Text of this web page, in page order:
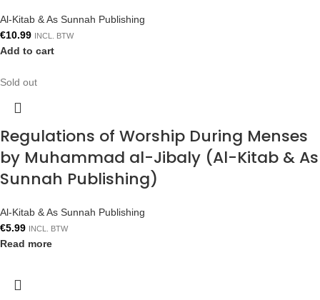
Al-Kitab & As Sunnah Publishing
€10.99 INCL. BTW
Add to cart
Sold out
Regulations of Worship During Menses
by Muhammad al-Jibaly (Al-Kitab & As
Sunnah Publishing)
Al-Kitab & As Sunnah Publishing
€5.99 INCL. BTW
Read more